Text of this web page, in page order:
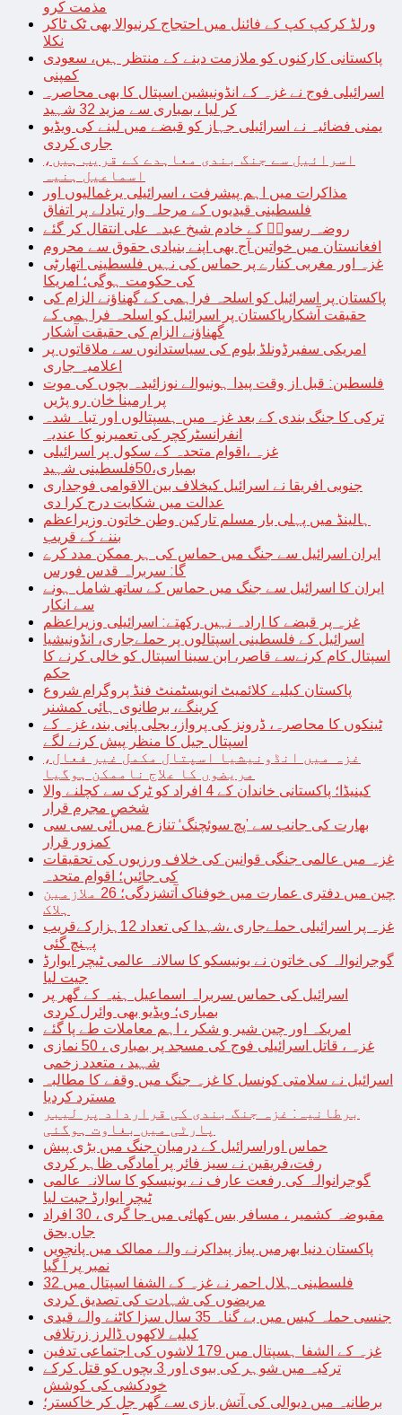
مذمت کرو
ورلڈ کرکپ کپ کے فائنل میں احتجاج کرنیوالا بھی ٹک ٹاکر
نکلا
پاکستانی کارکنوں کو ملازمت دینے کے منتظر ہیں، سعودی
کمپنی
اسرائیلی فوج نے غزہ کے انڈونیشین اسپتال کا بھی محاصرہ
کر لیا ، بمباری سے مزید 32 شہید
یمنی فضائیہ نے اسرائیلی جہاز کو قبضے میں لینے کی ویڈیو
جاری کردی
اسرائیل سے جنگ بندی معاہدے کے قریب ہیں،
اسماعیل ہنیہ
مذاکرات میں اہم پیشرفت ، اسرائیلی یرغمالیوں اور
فلسطینی قیدیوں کے مرحلہ وار تبادلے پر اتفاق
روضہ رسولؐ کے خادم شیخ عبدہ علی انتقال کر گئے
افغانستان میں خواتین آج بھی اپنے بنیادی حقوق سے محروم
غزہ اور مغربی کنارے پر حماس کی نہیں فلسطینی اتھارٹی
کی حکومت ہوگی؛ امریکا
پاکستان پر اسرائیل کو اسلحہ فراہمی کے گھناؤنے الزام کی
حقیقت آشکارپاکستان پر اسرائیل کو اسلحہ فراہمی کے
گھناؤنے الزام کی حقیقت آشکار
امریکی سفیرڈونلڈ بلوم کی سیاستدانوں سے ملاقاتوں پر
اعلامیہ جاری
فلسطین: قبل از وقت پیدا ہونیوالے نوزائیدہ بچوں کی موت
پر ارمینا خان رو پڑیں
ترکی کا جنگ بندی کے بعد غزہ میں ہسپتالوں اور تباہ شدہ
انفرانسٹرکچر کی تعمیرنو کا عندیہ
غزہ ،اقوام متحدہ کے سکول پر اسرائیلی
بمباری،50فلسطینی شہید
جنوبی افریقا نے اسرائیل کیخلاف بین الاقوامی فوجداری
عدالت میں شکایت درج کرا دی
ہالینڈ میں پہلی بار مسلم تارکین وطن خاتون وزیراعظم
بننے کے قریب
ایران اسرائیل سے جنگ میں حماس کی ہر ممکن مدد کرے
گا: سربراہ قدس فورس
ایران کا اسرائیل سے جنگ میں حماس کے ساتھ شامل ہونے
سے انکار
غزہ پر قبضے کا ارادہ نہیں رکھتے: اسرائیلی وزیراعظم
اسرائیل کے فلسطینی اسپتالوں پر حملےجاری، انڈونیشیا
اسپتال کام کرنےسے قاصر، ابن سینا اسپتال کو خالی کرنے کا
حکم
پاکستان کیلیے کلائمیٹ انویسٹمنٹ فنڈ پروگرام شروع
کرینگے، برطانوی ہائی کمشنر
ٹینکوں کا محاصرہ، ڈرونز کی پرواز، بجلی پانی بند، غزہ کے
اسپتال جیل کا منظر پیش کرنے لگے
غزہ میں انڈونیشیا اسپتال مکمل غیر فعال،
مریضوں کا علاج ناممکن ہوگیا
کینیڈا؛ پاکستانی خاندان کے 4 افراد کو ٹرک سے کچلنے والا
شخص مجرم قرار
بھارت کی جانب سے ’پچ سوئچنگ‘ تنازع میں آئی سی سی
کمزور قرار
غزہ میں عالمی جنگی قوانین کی خلاف ورزیوں کی تحقیقات
کی جائیں؛ اقوام متحدہ
چین میں دفتری عمارت میں خوفناک آتشزدگی؛ 26 ملازمین
ہلاک
غزہ پر اسرائیلی حملےجاری ،شہدا کی تعداد 12ہزارکےقریب
پہنچ گئی
گوجرانوالہ کی خاتون نے یونیسکو کا سالانہ عالمی ٹیچر ایوارڈ
جیت لیا
اسرائیل کی حماس سربراہ اسماعیل ہنیہ کے گھر پر
بمباری؛ ویڈیو بھی وائرل کردی
امریکہ اور چین شیر و شکر ، اہم معاملات طے پا گئے
غزہ ، قاتل اسرائیلی فوج کی مسجد پر بمباری ، 50 نمازی
شہید ، متعدد زخمی
اسرائیل نے سلامتی کونسل کا غزہ جنگ میں وقفے کا مطالبہ
مسترد کردیا
برطانیہ: غزہ جنگ بندی کی قرارداد پر لیبر
پارٹی میں بغاوت ہوگئی
حماس اوراسرائیل کے درمیان جنگ میں بڑی پیش
رفت،فریقین نے سیز فائر پر آمادگی ظاہر کردی
گوجرانوالہ کی رفعت عارف نے یونیسکو کا سالانہ عالمی
ٹیچر ایوارڈ جیت لیا
مقبوضہ کشمیر ، مسافر بس کھائی میں جا گری ، 30 افراد
جاں بحق
پاکستان دنیا بھرمیں پیاز پیداکرنے والے ممالک میں پانچویں
نمبر پر آ گیا
فلسطینی ہلال احمر نے غزہ کے الشفا اسپتال میں 32
مریضوں کی شہادت کی تصدیق کردی
جنسی حملہ کیس میں بے گناہ 35 سال سزا کاٹنے والے قیدی
کیلیے لاکھوں ڈالرز زرتلافی
غزہ کے الشفا ہسپتال میں 179 لاشوں کی اجتماعی تدفین
ترکیہ میں شوہر کی بیوی اور 3 بچوں کو قتل کرکے
خودکشی کی کوشش
برطانیہ میں دیوالی کی آتش بازی سے گھر جل کر خاکستر؛